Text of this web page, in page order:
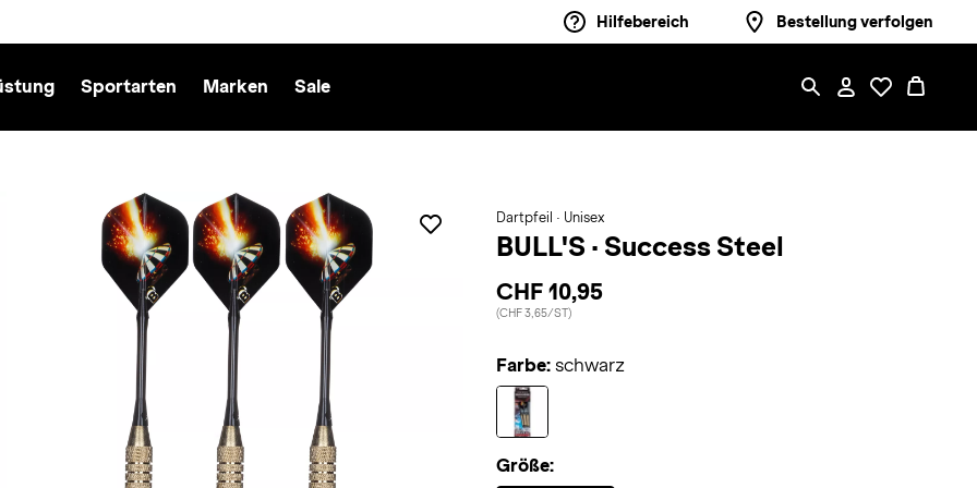
Hilfebereich Bestellung verfolgen
Sportarten Marken Sale
Dartpfeil · Unisex
BULL'S · Success Steel
CHF 10,95
(CHF 3,65/ST)
Farbe: schwarz
Größe: